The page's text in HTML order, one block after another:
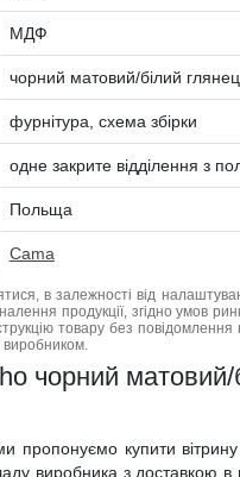
МДФ
чорний матовий/білий
фурнітура, схема збірки
одне закрите відділення з
Польща
Cama
в залежності від
продукції, згідно умов
товару без
виробником.
чорний
пропонуємо купити
виробника з доставкою в